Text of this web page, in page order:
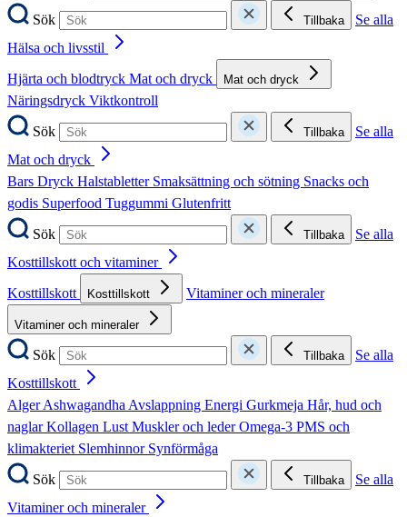
Sök Tillbaka
Se alla
Hälsa och livsstil
Hjärta och blodtryck Mat och dryck Mat och dryck
Näringsdryck Viktkontroll
Sök
Tillbaka
Se alla
Mat och dryck
Bars Dryck Halstabletter Smaksättning och sötning Snacks och
godis Superfood Tuggummi Glutenfritt
Sök
Tillbaka
Se alla
Kosttillskott och vitaminer
Kosttillskott
Kosttillskott Vitaminer och mineraler
Vitaminer och mineraler
Sök Tillbaka
Se alla
Kosttillskott
AlgerAshwagandhaAvslappning Energi Gurkmeja Hår, hud och
naglarKollagen LustMuskler och lederOmega-3 PMS och
klimakteriet Slemhinnor Synförmåga
Sök
Tillbaka
Se alla
Vitaminer och mineraler